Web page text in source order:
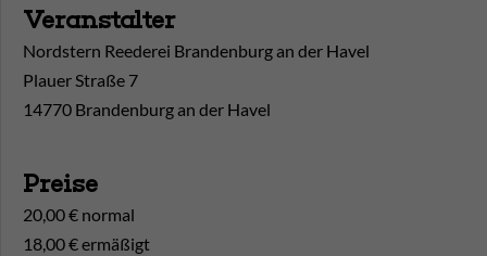
Veranstalter
Nordstern Reederei Brandenburg an der Havel
Plauer Straße 7
14770 Brandenburg an der Havel
Preise
20,00 € normal
18,00 € ermäßigt